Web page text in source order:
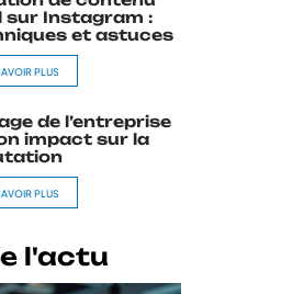
sur Instagram :
et astuces
PLUS
de l’entreprise
impact sur la
PLUS
l'actu